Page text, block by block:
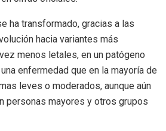
ha transformado, gracias a las
hacia variantes más
menos letales, en un patógeno
enfermedad que en la mayoría de
leves o moderados, aunque aún
personas mayores y otros grupos